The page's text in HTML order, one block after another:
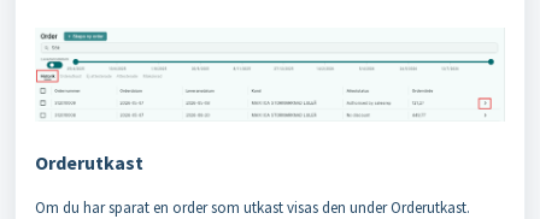
Orderutkast
Om du har sparat en order som utkast visas den under Orderutkast.